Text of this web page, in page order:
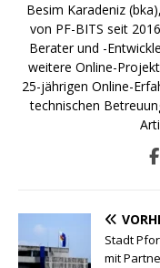
Besim Karadeniz
von PF-BITS seit
Berater und -
weitere Online-
25-jährigen Online-
technischen
Stadt
mit